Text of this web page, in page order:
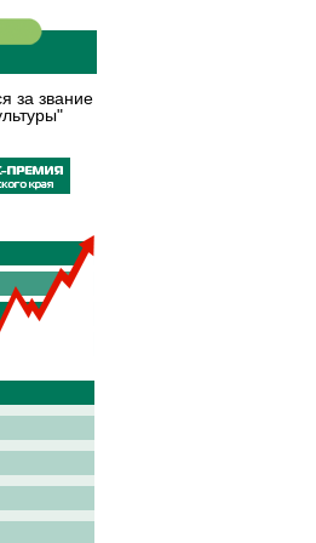
за звание